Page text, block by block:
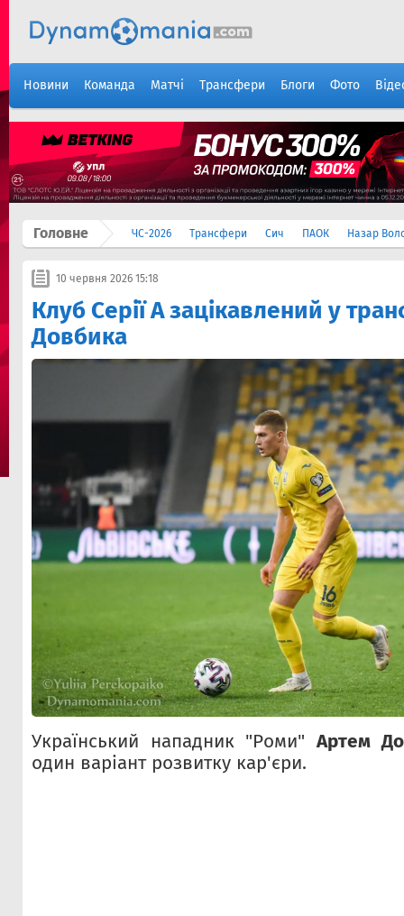
Новини Команда Матчі Трансфери Блоги Фото
Головне ЧС-2026 Трансфери Сич ПАОК Назар
10 червня 2026 15:18
Клуб Серії А зацікавлений у
Довбика
Український нападник "Роми" Артем
один варіант розвитку кар'єри.